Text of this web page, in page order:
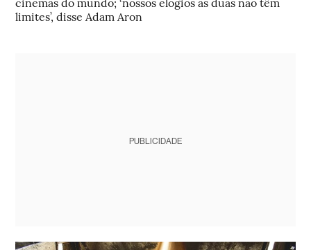
limites’, disse Adam Aron
PUBLICIDADE